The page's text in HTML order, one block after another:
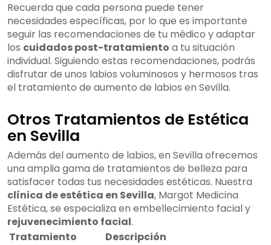
Recuerda que cada persona puede tener
necesidades específicas, por lo que es importante
seguir las recomendaciones de tu médico y adaptar
los cuidados post-tratamiento a tu situación
individual. Siguiendo estas recomendaciones, podrás
disfrutar de unos labios voluminosos y hermosos tras
el tratamiento de aumento de labios en Sevilla.
Otros Tratamientos de Estética
en Sevilla
Además del aumento de labios, en Sevilla ofrecemos
una amplia gama de tratamientos de belleza para
satisfacer todas tus necesidades estéticas. Nuestra
clínica de estética en Sevilla, Margot Medicina
Estética, se especializa en embellecimiento facial y
rejuvenecimiento facial.
Tratamiento
Descripción